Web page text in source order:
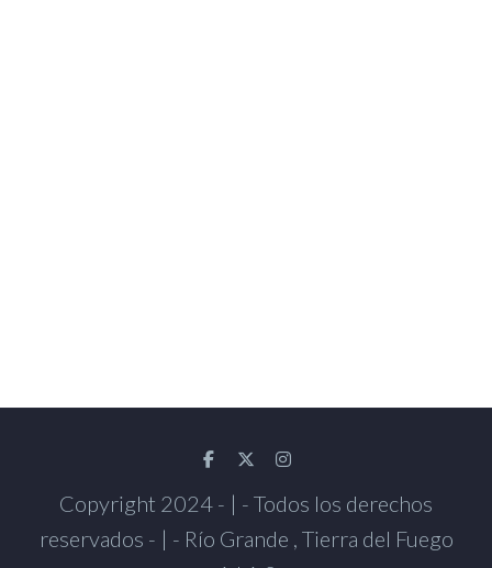
Copyright 2024 - | - Todos los derechos
reservados - | - Río Grande , Tierra del Fuego